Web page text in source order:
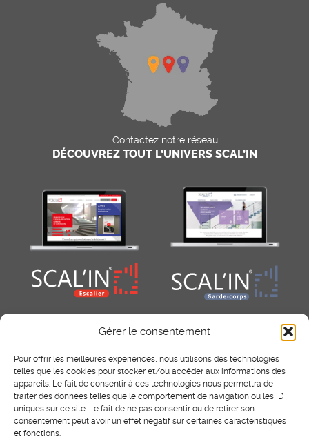
Gérer le consentement
Pour offrir les meilleures expériences, nous utilisons des technologies
telles que les cookies pour stocker et/ou accéder aux informations des
appareils. Le fait de consentir à ces technologies nous permettra de
traiter des données telles que le comportement de navigation ou les ID
uniques sur ce site. Le fait de ne pas consentir ou de retirer son
consentement peut avoir un effet négatif sur certaines caractéristiques
et fonctions.
Contactez notre réseau
DÉCOUVREZ TOUT L’UNIVERS SCAL’IN